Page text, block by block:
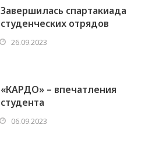
Завершилась спартакиада
студенческих отрядов
26.09.2023
«КАРДО» – впечатления
студента
06.09.2023